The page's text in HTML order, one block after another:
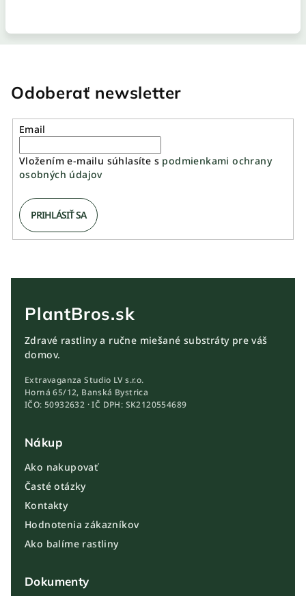
Odoberať newsletter
Email
Vložením e-mailu súhlasíte s podmienkami ochrany
osobných údajov
PRIHLÁSIŤ SA
PlantBros.sk
Zdravé rastliny a ručne miešané substráty pre váš
domov.
Extravaganza Studio LV s.r.o.
Horná 65/12, Banská Bystrica
IČO: 50932632 · IČ DPH: SK2120554689
Nákup
Ako nakupovať
Časté otázky
Kontakty
Hodnotenia zákazníkov
Ako balíme rastliny
Dokumenty